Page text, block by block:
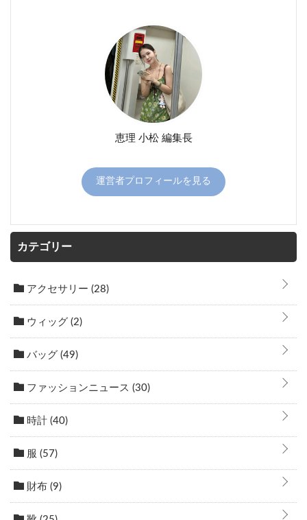
恵理 小松 編集長
運営者プロフィールを見る
カテゴリー
アクセサリー (28)
ウィッグ (2)
バッグ (49)
ファッションニュース (30)
時計 (40)
服 (57)
財布 (9)